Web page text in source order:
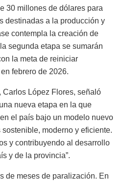
30 millones de dólares para
destinadas a la producción y
contempla la creación de
segunda etapa se sumarán
la meta de reiniciar
febrero de 2026.
Carlos López Flores, señaló
nueva etapa en la que
el país bajo un modelo nuevo
moderno y eficiente.
y contribuyendo al desarrollo
y de la provincia”.
de meses de paralización. En